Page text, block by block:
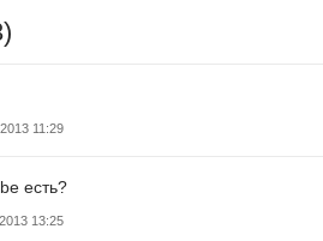
11:29
есть?
13:25